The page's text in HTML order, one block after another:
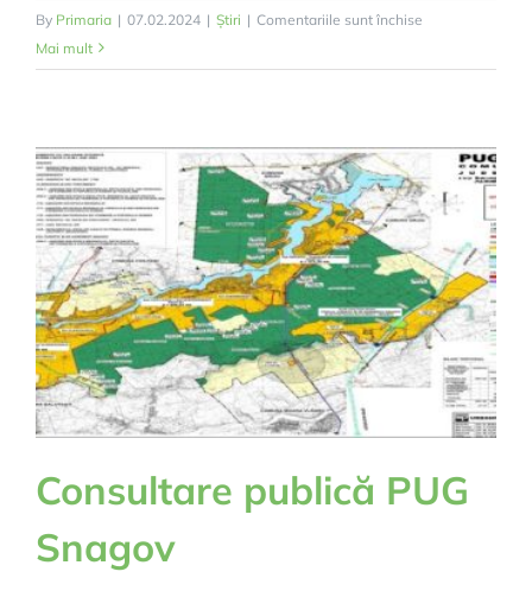
By Primaria | 07.02.2024 | Știri | Comentariile sunt închise
buget
Mai mult
Consultare publică PUG
Snagov